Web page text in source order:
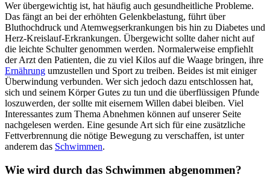
Wer übergewichtig ist, hat häufig auch gesundheitliche Probleme.
Das fängt an bei der erhöhten Gelenkbelastung, führt über
Bluthochdruck und Atemwegserkrankungen bis hin zu Diabetes und
Herz-Kreislauf-Erkrankungen. Übergewicht sollte daher nicht auf
die leichte Schulter genommen werden. Normalerweise empfiehlt
der Arzt den Patienten, die zu viel Kilos auf die Waage bringen, ihre
Ernährung umzustellen und Sport zu treiben. Beides ist mit einiger
Überwindung verbunden. Wer sich jedoch dazu entschlossen hat,
sich und seinem Körper Gutes zu tun und die überflüssigen Pfunde
loszuwerden, der sollte mit eisernem Willen dabei bleiben. Viel
Interessantes zum Thema Abnehmen können auf unserer Seite
nachgelesen werden. Eine gesunde Art sich für eine zusätzliche
Fettverbrennung die nötige Bewegung zu verschaffen, ist unter
anderem das Schwimmen.
Wie wird durch das Schwimmen abgenommen?